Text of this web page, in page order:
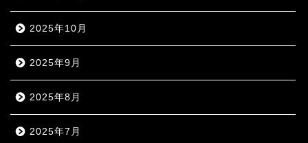
2025年10月
2025年9月
2025年8月
2025年7月